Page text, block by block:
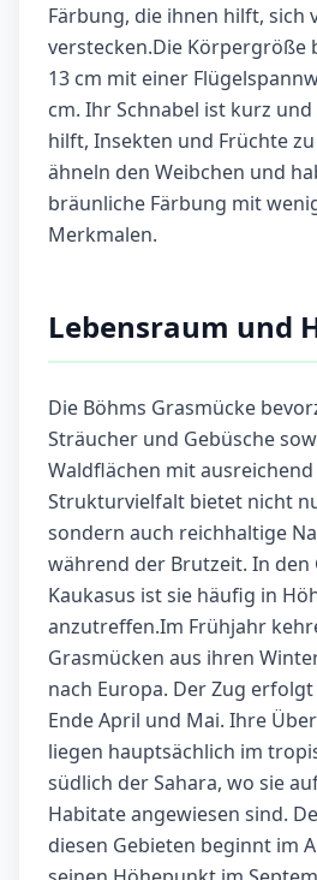
Färbung, die ihnen hilft, sich
verstecken.Die Körpergröße
13 cm mit einer
cm. Ihr Schnabel ist kurz
hilft, Insekten und Früchte
ähneln den Weibchen und
bräunliche Färbung mit
Merkmalen.
Lebensraum und
Die Böhms Grasmücke
Sträucher und Gebüsche
Waldflächen mit
Strukturvielfalt bietet nicht
sondern auch reichhaltige
während der Brutzeit. In den
Kaukasus ist sie häufig in
anzutreffen.Im Frühjahr
Grasmücken aus ihren
nach Europa. Der Zug
Ende April und Mai. Ihre
liegen hauptsächlich im
südlich der Sahara, wo sie
Habitate angewiesen sind.
diesen Gebieten beginnt im